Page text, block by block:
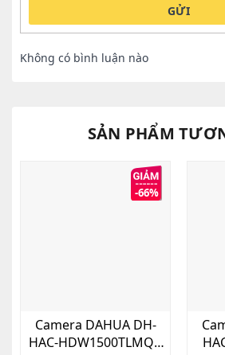
GỬI
Không có bình luận nào
SẢN PHẨM
-66%
Camera DAHUA DH-
HAC-HDW1500TLMQP
Camera